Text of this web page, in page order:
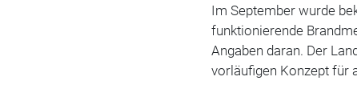
Im September wurde
funktionierende
Angaben daran. Der
vorläufigen Konzept für